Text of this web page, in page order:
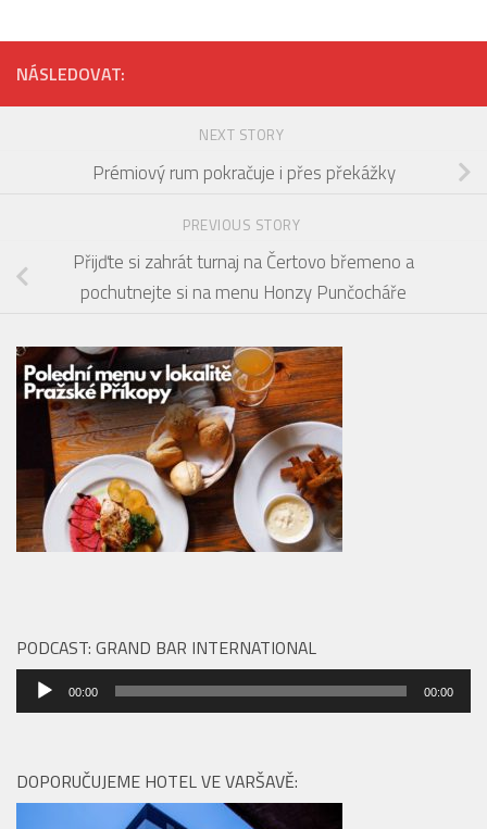
NÁSLEDOVAT:
NEXT STORY
Prémiový rum pokračuje i přes překážky
PREVIOUS STORY
Přijďte si zahrát turnaj na Čertovo břemeno a
pochutnejte si na menu Honzy Punčocháře
PODCAST: GRAND BAR INTERNATIONAL
Audio
přehrávač
00:00 00:00
DOPORUČUJEME HOTEL VE VARŠAVĚ: